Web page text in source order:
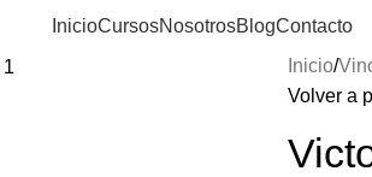
InicioCursosNosotrosBlogContacto
Inicio
Volver a